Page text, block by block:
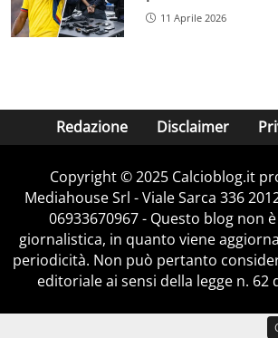
11 Aprile 2026
Redazione Disclaimer
Copyright © 2025 Calcioblog.it
Mediahouse Srl - Viale Sarca 336
06933670967 - Questo blog non
giornalistica, in quanto viene
periodicità. Non può pertanto
editoriale ai sensi della legge n. 62